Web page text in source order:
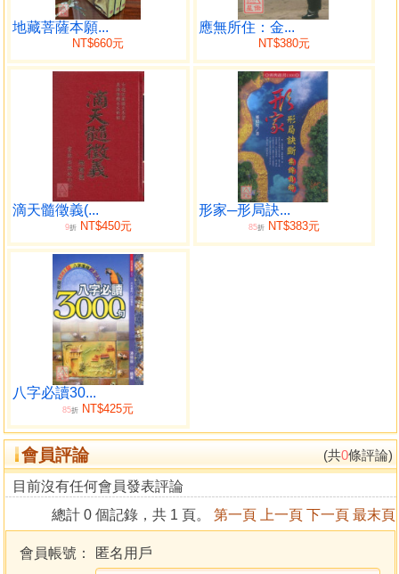
地藏菩薩本願...
NT$660元
應無所住：金...
NT$380元
滴天髓徵義(...
9折NT$450元
形家─形局訣...
85折NT$383元
八字必讀30...
85折 NT$425元
會員評論 (共0條評論)
目前沒有任何會員發表評論
總計 0 個記錄，共 1 頁。 第一頁 上一頁 下一頁 最末頁
會員帳號：
匿名用戶